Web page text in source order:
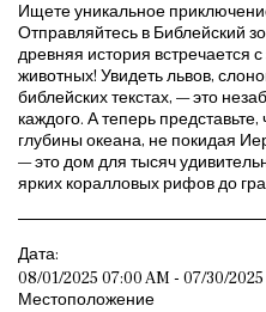
Ищете уникальное
Отправляйтесь в Библейский
древняя история
животных! Увидеть львов,
библейских текстах, — это
каждого. А теперь
глубины океана, не покидая
— это дом для тысяч
ярких коралловых рифов до
Дата:
08/01/2025 07:00 AM - 07/30/2025
Местоположение